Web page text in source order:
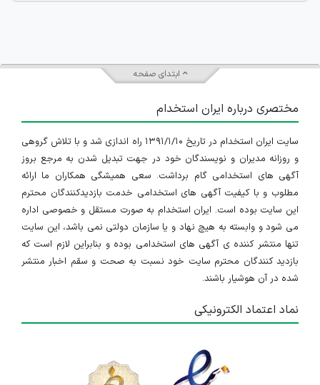
ابتدای صفحه
مختصری درباره ایران استخدام
سایت ایران استخدام در تاریخ ۱۳۹۱/۱/۱۰ راه اندازی شد و با تلاش گروهی
و روزانه مدیران و نویسندگان خود در جهت تبدیل شدن به مرجع بروز
آگهی های استخدامی گام برداشت. سعی همیشگی همکاران ما ارائه
مطلوب و با کیفیت آگهی های استخدامی خدمت بازدیدکنندگان محترم
این سایت بوده است. ایران استخدام به صورت مستقل و خصوصی اداره
می شود و وابسته به هیچ نهاد و یا سازمان دولتی نمی باشد، این سایت
تنها منتشر کننده ی آگهی های استخدامی بوده و بنابراین لازم است که
بازدید کنندگان محترم سایت خود نسبت به صحت و سقم اخبار منتشر
شده در آن هوشیار باشند.
نماد اعتماد الکترونیکی